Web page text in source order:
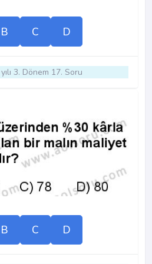
B C D
3. Dönem 17. Soru
B C D